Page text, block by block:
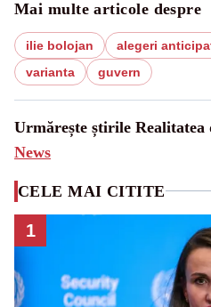
Mai multe articole despre
ilie bolojan alegeri
varianta
guvern
Urmărește știrile Realitatea
News
CELE MAI CITITE
1